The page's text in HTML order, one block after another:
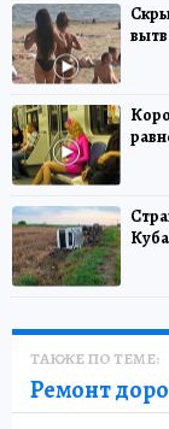
ТАКЖЕ ПО ТЕМЕ:
Ремонт